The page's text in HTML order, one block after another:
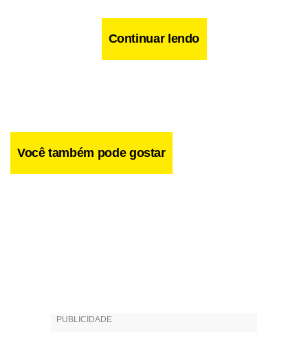
Continuar lendo
Você também pode gostar